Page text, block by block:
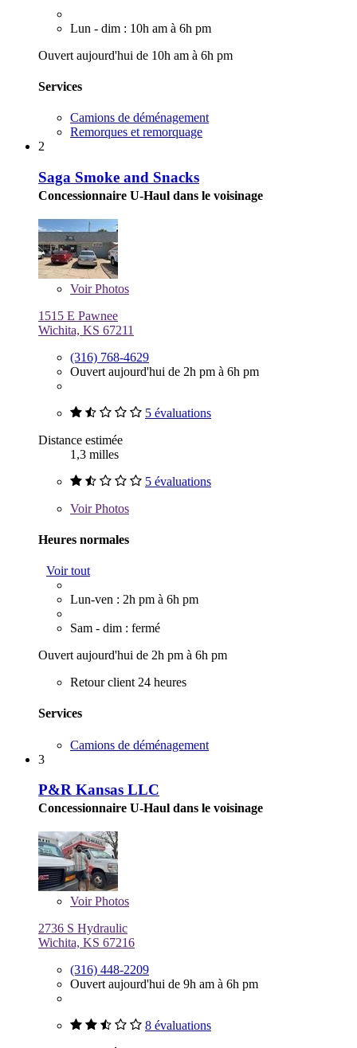
Lun - dim : 10h am à 6h pm
Ouvert aujourd'hui de 10h am à 6h pm
Services
Camions de déménagement
Remorques et remorquage
2
Saga Smoke and Snacks
Concessionnaire U-Haul dans le voisinage
VoirPhotos
1515 E Pawnee
Wichita, KS 67211
(316) 768-4629
Ouvert aujourd'hui de 2h pm à 6h pm
5 évaluations
Distance estimée
1,3 milles
5 évaluations
VoirPhotos
Heures normales
Voir tout
Lun-ven : 2h pm à 6h pm
Sam - dim : fermé
Ouvert aujourd'hui de 2h pm à 6h pm
Retour client 24 heures
Services
Camions de déménagement
3
P&R Kansas LLC
Concessionnaire U-Haul dans le voisinage
VoirPhotos
2736 S Hydraulic
Wichita, KS 67216
(316) 448-2209
Ouvert aujourd'hui de 9h am à 6h pm
8 évaluations